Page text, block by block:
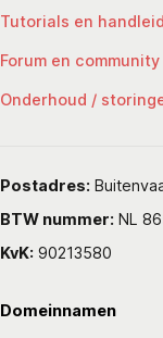
Tutorials en
Forum en community
Onderhoud /
Postadres:
BTW nummer: NL
KvK: 90213580
Domeinnamen